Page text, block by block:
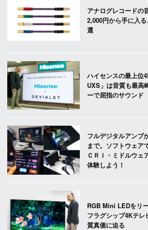
アナログレコードの
2,000円から手に入
選
ハイセンスの最上位
UXS」は音質も最高
ーで屈指のサウンド
フルデジタルアンプ
まで。ソフトウェア
ＣＲＩ・ミドルウェ
体験しよう！
RGB Mini LEDをリ
フラグシップ4Kテ
質真価に迫る